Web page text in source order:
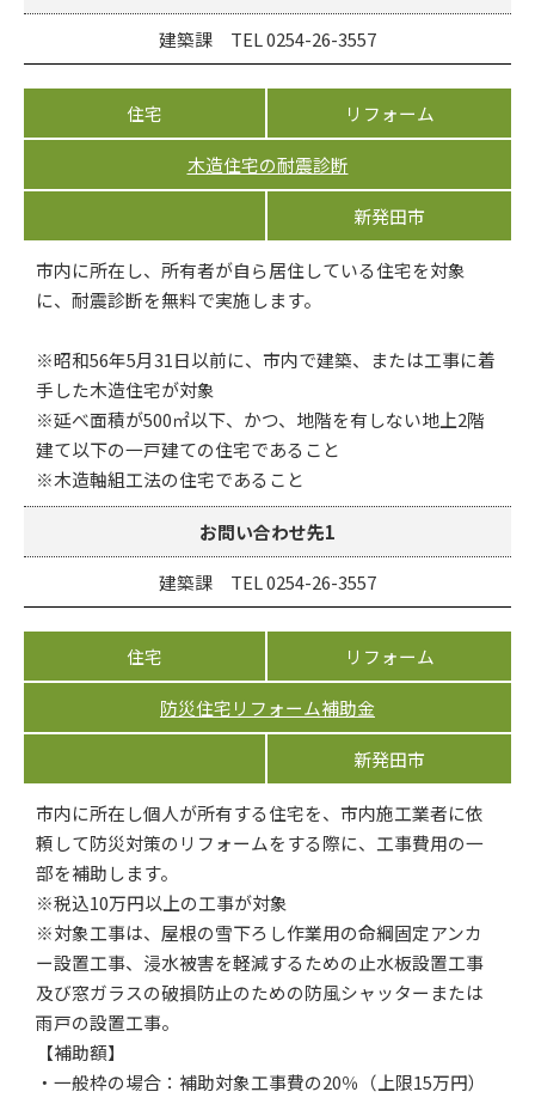
建築課 TEL 0254-26-3557
住宅 リフォーム
木造住宅の耐震診断
新発田市
市内に所在し、所有者が自ら居住している住宅を対象
に、耐震診断を無料で実施します。
※昭和56年5月31日以前に、市内で建築、または工事に着
手した木造住宅が対象
※延べ面積が500㎡以下、かつ、地階を有しない地上2階
建て以下の一戸建ての住宅であること
※木造軸組工法の住宅であること
お問い合わせ先1
建築課 TEL 0254-26-3557
住宅 リフォーム
防災住宅リフォーム補助金
新発田市
市内に所在し個人が所有する住宅を、市内施工業者に依
頼して防災対策のリフォームをする際に、工事費用の一
部を補助します。
※税込10万円以上の工事が対象
※対象工事は、屋根の雪下ろし作業用の命綱固定アンカ
ー設置工事、浸水被害を軽減するための止水板設置工事
及び窓ガラスの破損防止のための防風シャッターまたは
雨戸の設置工事。
【補助額】
・一般枠の場合：補助対象工事費の20％（上限15万円）